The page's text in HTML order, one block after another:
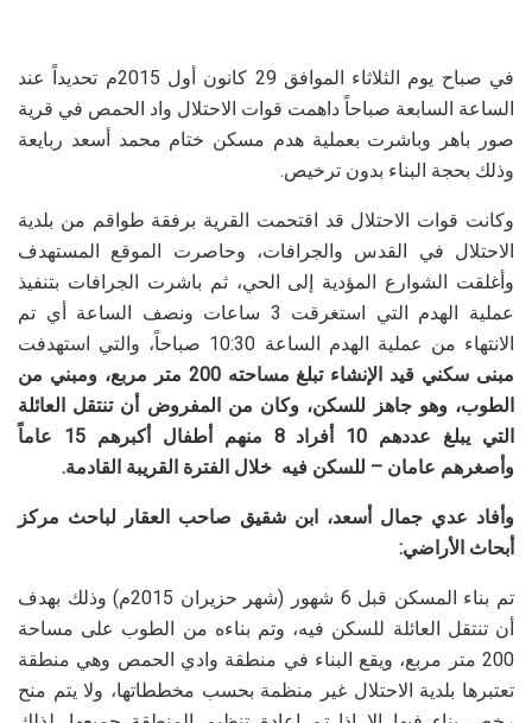
في صباح يوم الثلاثاء الموافق 29 كانون أول 2015م تحديداً عند
الساعة السابعة صباحاً داهمت قوات الاحتلال واد الحمص في قرية
صور باهر وباشرت بعملية هدم مسكن ختام محمد أسعد ربايعة
وذلك بحجة البناء بدون ترخيص.
وكانت قوات الاحتلال قد اقتحمت القرية برفقة طواقم من بلدية
الاحتلال في القدس والجرافات، وحاصرت الموقع المستهدف
وأغلقت الشوارع المؤدية إلى الحي، ثم باشرت الجرافات بتنفيذ
عملية الهدم التي استغرقت 3 ساعات ونصف الساعة أي تم
الانتهاء من عملية الهدم الساعة 10:30 صباحاً، والتي استهدفت
مبنى سكني قيد الإنشاء تبلغ مساحته 200 متر مربع، ومبني من
الطوب، وهو جاهز للسكن، وكان من المفروض أن تنتقل العائلة
التي يبلغ عددهم 10 أفراد 8 منهم أطفال أكبرهم 15 عاماً
وأصغرهم عامان – للسكن فيه خلال الفترة القريبة القادمة.
وأفاد عدي جمال أسعد، ابن شقيق صاحب العقار لباحث مركز
أبحاث الأراضي:
تم بناء المسكن قبل 6 شهور (شهر حزيران 2015م) وذلك بهدف
أن تنتقل العائلة للسكن فيه، وتم بناءه من الطوب على مساحة
200 متر مربع، ويقع البناء في منطقة وادي الحمص وهي منطقة
تعتبرها بلدية الاحتلال غير منظمة بحسب مخططاتها، ولا يتم منح